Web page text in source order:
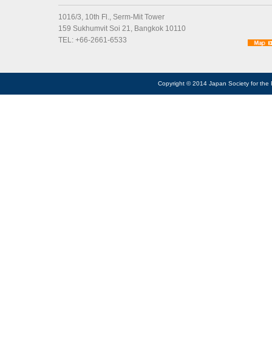
1016/3, 10th Fl., Serm-Mit Tower
159 Sukhumvit Soi 21, Bangkok 10110
TEL: +66-2661-6533
Copyright © 2014 Japan Society for the